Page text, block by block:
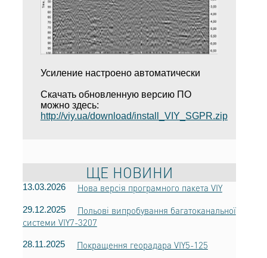
Усиление настроено автоматически
Скачать обновленную версию ПО
можно здесь:
http://viy.ua/download/install_VIY_SGPR.zip
ЩЕ НОВИНИ
13.03.2026 Нова версія програмного пакета VIY
29.12.2025
Польові випробування багатоканальної
системи VIY7-3207
28.11.2025 Покращення георадара VIY5-125